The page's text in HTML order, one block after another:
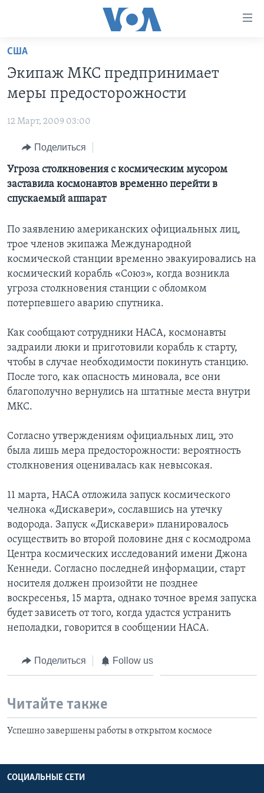
Перейти
основной
контент
Перейти
навигации
Перейти
поиск
НОВОСТИ ЗА МИНУТУ
ИТОГИ
ПОЧЕМУ ЭТО ВАЖНО?
НЬЮ-ЙОРК NEW YORK
АМЕРИКА. БОЛЬШОЕ ПУТЕШЕСТВИЕ
ПРОЕКТЫ
УЧИМ АНГЛИЙСКИЙ
НАША АМЕРИКАНСКАЯ ИСТОРИЯ
А КАК В АМЕРИКЕ?
ТЕСТЫ
ЭКСПЕРТИЗА
ИНТЕРВЬЮ
ФАКТЫ ПРОТИВ ФЕЙКОВ
ЗА СВОБОДУ ПРЕССЫ
ВИДЕО
ПОДПИСКА НА НОВОСТИ
Learning English
Языки
США
Экипаж МКС предпринимает
меры предосторожности
12 Март, 2009 03:00
Поделиться
Угроза столкновения с космическим мусором
заставила космонавтов временно перейти в
спускаемый аппарат
По заявлению американских официальных лиц,
трое членов экипажа Международной
космической станции временно эвакуировались на
космический корабль «Союз», когда возникла
угроза столкновения станции с обломком
потерпевшего аварию спутника.
Как сообщают сотрудники НАСА, космонавты
задраили люки и приготовили корабль к старту,
чтобы в случае необходимости покинуть станцию.
После того, как опасность миновала, все они
благополучно вернулись на штатные места внутри
МКС.
Согласно утверждениям официальных лиц, это
была лишь мера предосторожности: вероятность
столкновения оценивалась как невысокая.
11 марта, НАСА отложила запуск космического
челнока «Дискавери», сославшись на утечку
водорода. Запуск «Дискавери» планировалось
осуществить во второй половине дня с космодрома
Центра космических исследований имени Джона
Кеннеди. Согласно последней информации, старт
носителя должен произойти не позднее
воскресенья, 15 марта, однако точное время запуска
будет зависеть от того, когда удастся устранить
неполадки, говорится в сообщении НАСА.
Поделиться Follow us
Читайте также
Успешно завершены работы в открытом космосе
СОЦИАЛЬНЫЕ СЕТИ